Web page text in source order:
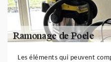
Les éléments qui peuvent